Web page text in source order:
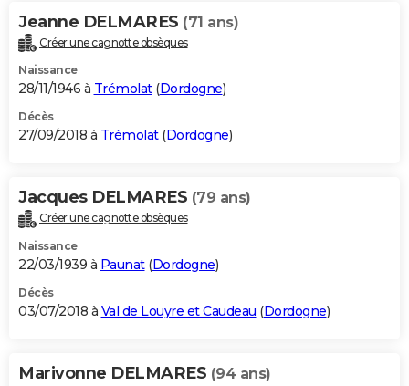
Jeanne DELMARES (71 ans)
Créer une cagnotte obsèques
Naissance
28/11/1946 à Trémolat(Dordogne)
Décès
27/09/2018 à Trémolat(Dordogne)
Jacques DELMARES (79 ans)
Créer une cagnotte obsèques
Naissance
22/03/1939 à Paunat(Dordogne)
Décès
03/07/2018 à Val de Louyre et Caudeau (Dordogne)
Marivonne DELMARES (94 ans)